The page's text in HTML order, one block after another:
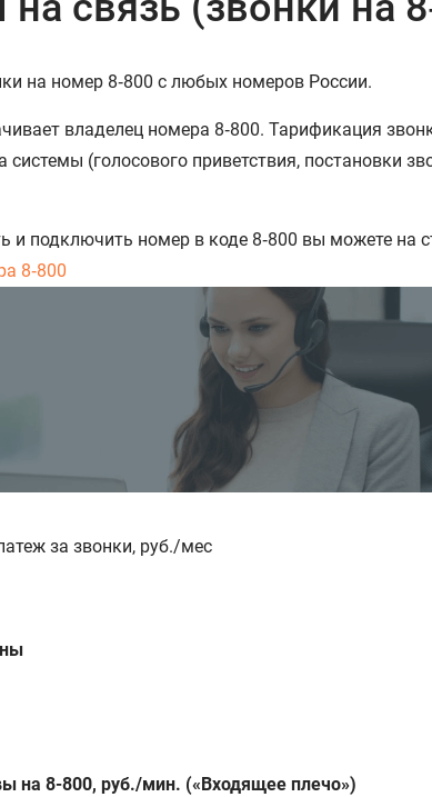
на номер 8‑800 с любых номеров России.
владелец номера 8‑800. Тарификация
системы (голосового приветствия, постановки
и подключить номер в коде 8‑800 вы можете на
8‑800
за звонки, руб./мес
на 8-800, руб./мин. («Входящее плечо»)